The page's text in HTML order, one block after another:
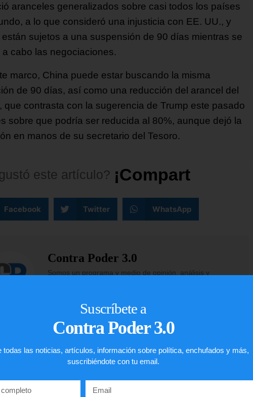
aranceles generalizados sobre casi todos los países
a lo que consideró una injusticia con EE. UU., y
están sujetos a una suspensión de 90 días mientras se
a cabo las negociaciones.
marco, China puede estar buscando la misma
de 90 días, así como una reducción del arancel del
que contrasta con la sugerencia de Trump este pasado
sobre que podría ser reducida al 80%, aunque dejó la
en manos de su secretario del Tesoro.
este artículo? ¡Compart
Facebook Twitter WhatsApp
Contra Poder 3.0
Somos un programa y medio de opinión, análisis y
economía y política de países como Estados Unidos y
Venezuela.Suscríbete a
Contra Poder 3.0
todas las noticias, artículos, información sobre política, enchufados y más,
suscribiéndote con tu email.